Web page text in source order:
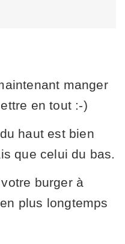
manger
en tout :-)
haut est bien
que celui du bas.
burger à
plus longtemps